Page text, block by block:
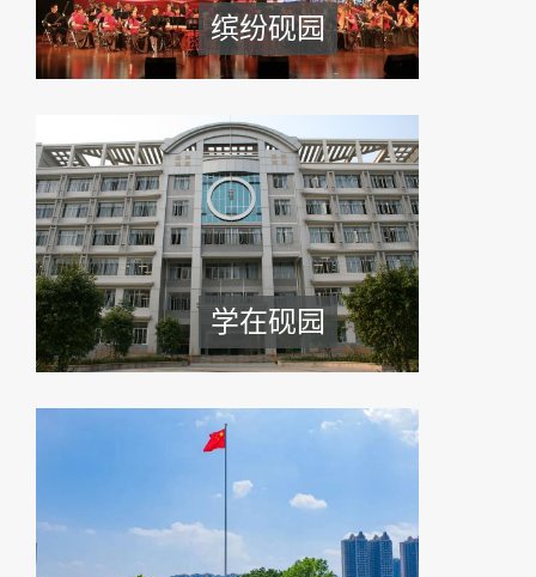
缤纷砚园
学在砚园